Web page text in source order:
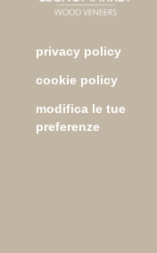
privacy policy
cookie policy
modifica le tue
preferenze